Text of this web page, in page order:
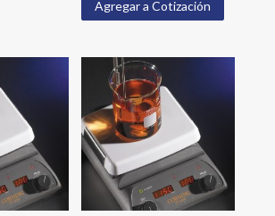
Agregar a Cotización